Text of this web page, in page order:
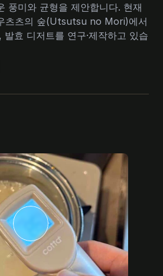
풍미와 균형을 제안합니다. 현재
츠츠의 숲(Utsutsu no Mori)에서
발효 디저트를 연구·제작하고 있습